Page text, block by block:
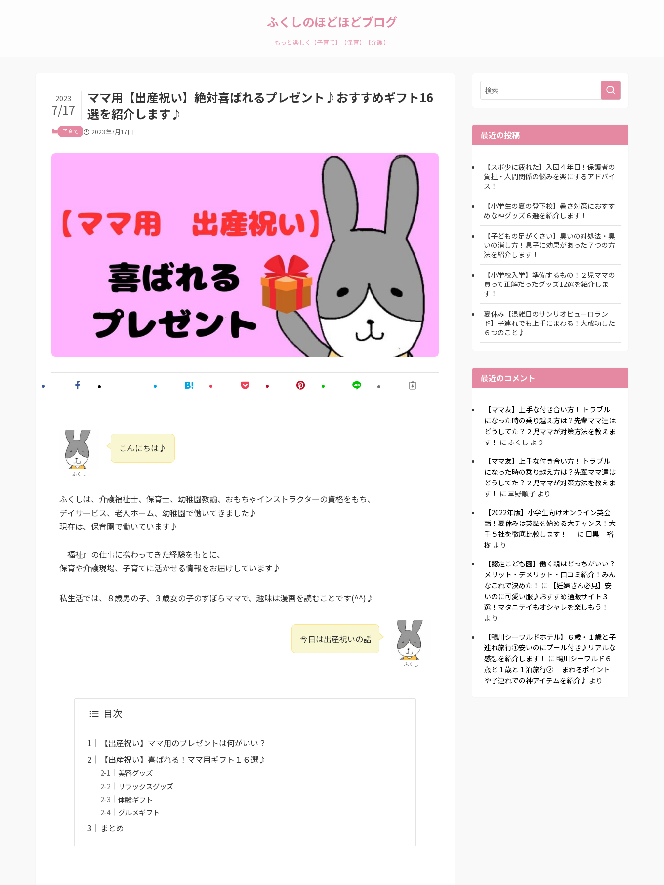
ふくしのほどほどブログ
もっと楽しく【子育て】【保育】【介護】
ママ用【出産祝い】絶対喜ばれるプレゼント♪おすすめギフト16
選を紹介します♪
2023
7/17
子育て 2023年7月17日
ふくし
こんにちは♪
ふくしは、介護福祉士、保育士、幼稚園教諭、おもちゃインストラクターの資格をもち、
デイサービス、老人ホーム、幼稚園で働いてきました♪
現在は、保育園で働いています♪
『福祉』の仕事に携わってきた経験をもとに、
保育や介護現場、子育てに活かせる情報をお届けしています♪
私生活では、８歳男の子、３歳女の子のずぼらママで、趣味は漫画を読むことです(^^)♪
ふくし
今日は出産祝いの話
目次
【出産祝い】ママ用のプレゼントは何がいい？
【出産祝い】喜ばれる！ママ用ギフト１６選♪
美容グッズ
リラックスグッズ
体験ギフト
グルメギフト
まとめ
最近の投稿
【スポ少に疲れた】入団４年目！保護者の
負担・人間関係の悩みを楽にするアドバイ
ス！
【小学生の夏の登下校】暑さ対策におすす
めな神グッズ６選を紹介します！
【子どもの足がくさい】臭いの対処法・臭
いの消し方！息子に効果があった７つの方
法を紹介します！
【小学校入学】準備するもの！２児ママの
買って正解だったグッズ12選を紹介しま
す！
夏休み【混雑日のサンリオピューロラン
ド】子連れでも上手にまわる！大成功した
６つのこと♪
最近のコメント
【ママ友】上手な付き合い方！ トラブル
になった時の乗り越え方は？先輩ママ達は
どうしてた？２児ママが対策方法を教えま
す！ に ふくし より
【ママ友】上手な付き合い方！ トラブル
になった時の乗り越え方は？先輩ママ達は
どうしてた？２児ママが対策方法を教えま
す！ に 草野順子 より
【2022年版】小学生向けオンライン英会
話！夏休みは英語を始める大チャンス！大
手５社を徹底比較します！
に 目黒 裕
樹 より
【認定こども園】働く親はどっちがいい？
メリット・デメリット・口コミ紹介！みん
なこれで決めた！ に
【妊婦さん必見】安
いのに可愛い服♪おすすめ通販サイト３
選！マタニテイもオシャレを楽しもう！
より
【鴨川シーワルドホテル】６歳・１歳と子
連れ旅行①安いのにプール付き♪リアルな
感想を紹介します！ に 鴨川シーワルド６
歳と１歳と１泊旅行② まわるポイント
や子連れでの神アイテムを紹介♪ より